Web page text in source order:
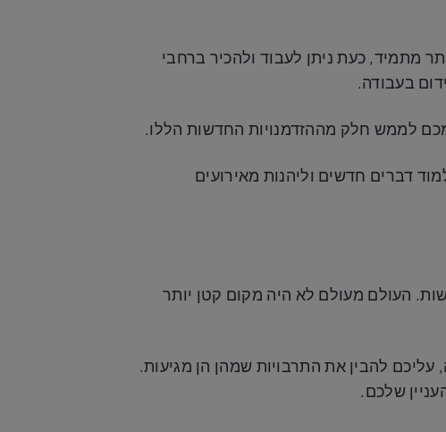
מתמיד, כעת ניתן לעבוד ולהכיר ברחבי
בעבודה.
לממש חלק מההזדמנויות החדשות הללו.
דברים חדשים וליהנות מאירועים
העולם מעולם לא היה מקום קטן יותר
להבין את התרבויות שמהן הן מגיעות.
שלכם.